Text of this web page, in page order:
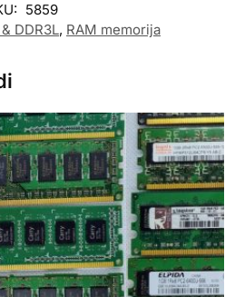
5859
DDR3L, RAM memorija